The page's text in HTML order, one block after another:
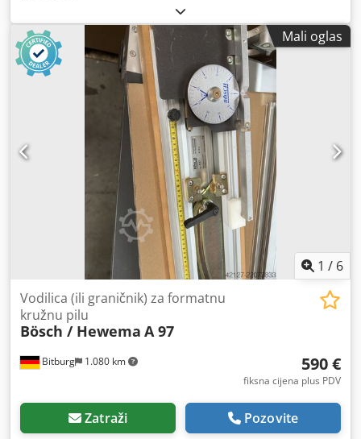
Mali oglas
1 / 6
Bitburg 1.080 km
Vodilica (ili graničnik) za formatnu
kružnu pilu
Bösch / Hewema A 97
590 €
fiksna cijena plus PDV
Zatraži Pozovite